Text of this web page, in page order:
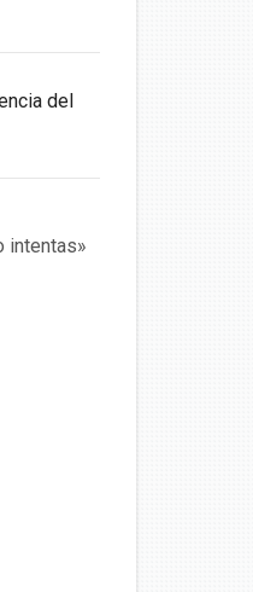
del
intentas»